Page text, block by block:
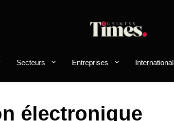
Secteurs Entreprises International
électronique